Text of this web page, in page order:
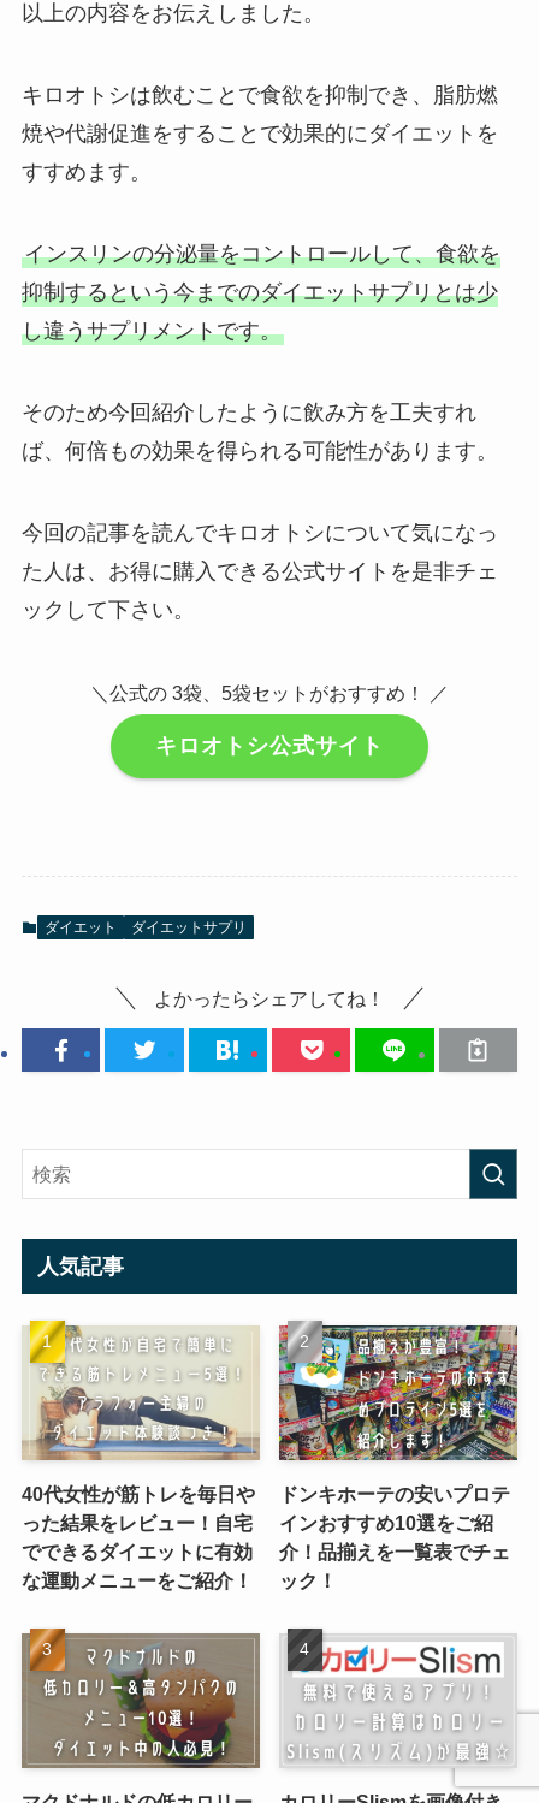
以上の内容をお伝えしました。
キロオトシは飲むことで食欲を抑制でき、脂肪燃
焼や代謝促進をすることで効果的にダイエットを
すすめます。
インスリンの分泌量をコントロールして、食欲を
抑制するという今までのダイエットサプリとは少
し違うサプリメントです。
そのため今回紹介したように飲み方を工夫すれ
ば、何倍もの効果を得られる可能性があります。
今回の記事を読んでキロオトシについて気になっ
た人は、お得に購入できる公式サイトを是非チェ
ックして下さい。
＼公式の 3袋、5袋セットがおすすめ！ ／
キロオトシ公式サイト
ダイエット ダイエットサプリ
よかったらシェアしてね！
人気記事
40代女性が筋トレを毎日や
った結果をレビュー！自宅
でできるダイエットに有効
な運動メニューをご紹介！
ドンキホーテの安いプロテ
インおすすめ10選をご紹
介！品揃えを一覧表でチェ
ック！